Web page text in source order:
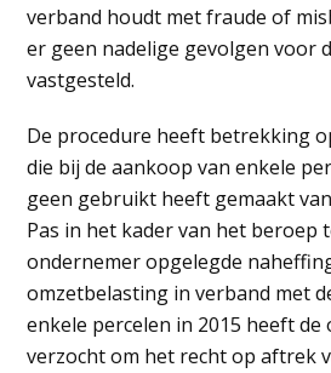
verband houdt met fraude of
er geen nadelige gevolgen voor
vastgesteld.
De procedure heeft betrekking
die bij de aankoop van enkele
geen gebruikt heeft gemaakt
Pas in het kader van het beroep
ondernemer opgelegde
omzetbelasting in verband met
enkele percelen in 2015 heeft
verzocht om het recht op aftrek